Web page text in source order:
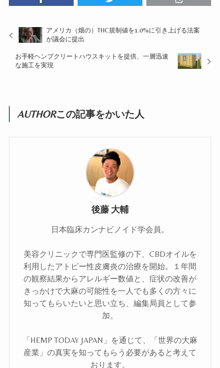
アメリカ（畑の）THC規制値を1.0%に引き上げる法案
が議会に提出
お手軽ヘンプクリートハウスキットを提供、一層迅速
な施工を実現
AUTHORこの記事をかいた人
後藤 大輔
日本臨床カンナビノイド学会員。
美容クリニックで専門医監修の下、CBDオイルを
利用したアトピー性皮膚炎の治療を開始。１年間
の観察結果からアレルギー数値と、症状の改善が
きっかけで大麻の可能性を一人でも多くの方々に
知ってもらいたいと思い立ち、編集局員として参
加。
「HEMP TODAY JAPAN」を通じて、「世界の大麻
産業」の真実を知ってもらう必要があると考えて
おります。